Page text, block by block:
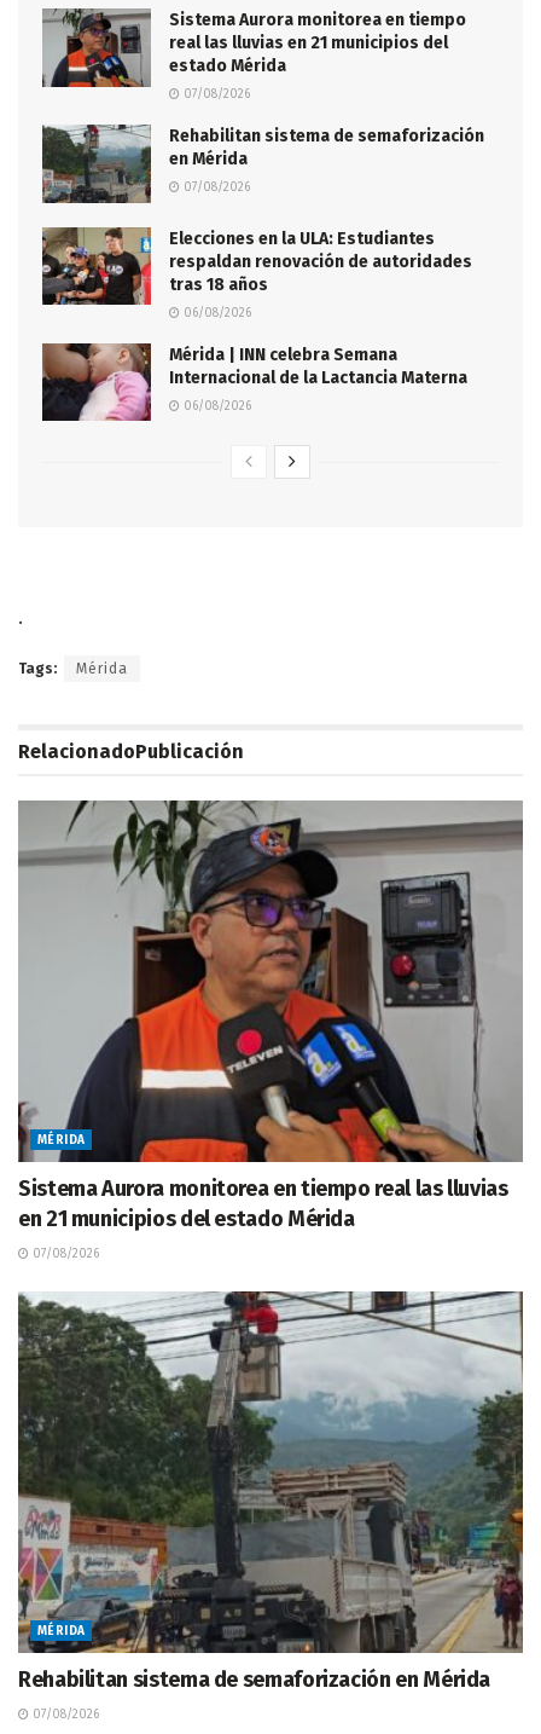
Sistema Aurora monitorea en tiempo
real las lluvias en 21 municipios del
estado Mérida
07/08/2026
Rehabilitan sistema de semaforización
en Mérida
07/08/2026
Elecciones en la ULA: Estudiantes
respaldan renovación de autoridades
tras 18 años
06/08/2026
Mérida | INN celebra Semana
Internacional de la Lactancia Materna
06/08/2026
.
Tags: Mérida
RelacionadoPublicación
MÉRIDA
Sistema Aurora monitorea en tiempo real las lluvias
en 21 municipios del estado Mérida
07/08/2026
MÉRIDA
Rehabilitan sistema de semaforización en Mérida
07/08/2026